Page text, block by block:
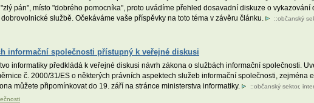
pán", místo "dobrého pomocníka", proto uvádíme přehled dosavadní diskuze o
službě. Očekáváme vaše příspěvky na toto téma v závěru článku.
::občanský
informační společnosti přístupný k veřejné diskusi
informatiky předkládá k veřejné diskusi návrh zákona o službách informační společnosti.
č. 2000/31/ES o některých právních aspektech služeb informační společnosti, zejména
můžete připomínkovat do 19. září na stránce ministerstva informatiky.
::občanský sektor,